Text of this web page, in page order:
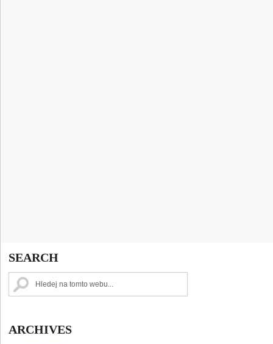
SEARCH
ARCHIVES